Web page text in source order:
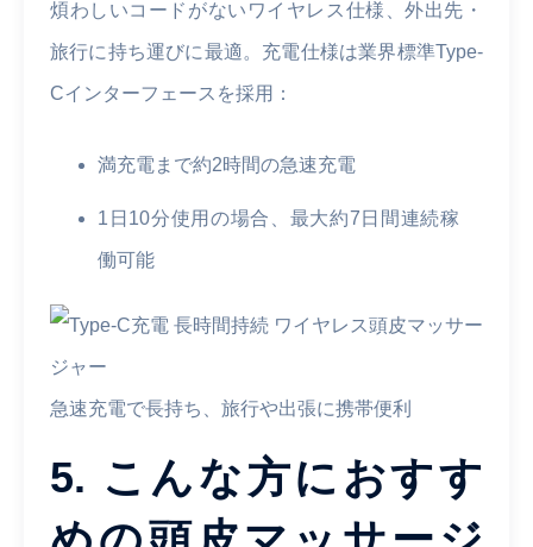
煩わしいコードがないワイヤレス仕様、外出先・
旅行に持ち運びに最適。充電仕様は業界標準Type-
Cインターフェースを採用：
満充電まで約2時間の急速充電
1日10分使用の場合、最大約7日間連続稼
働可能
急速充電で長持ち、旅行や出張に携帯便利
5. こんな方におすす